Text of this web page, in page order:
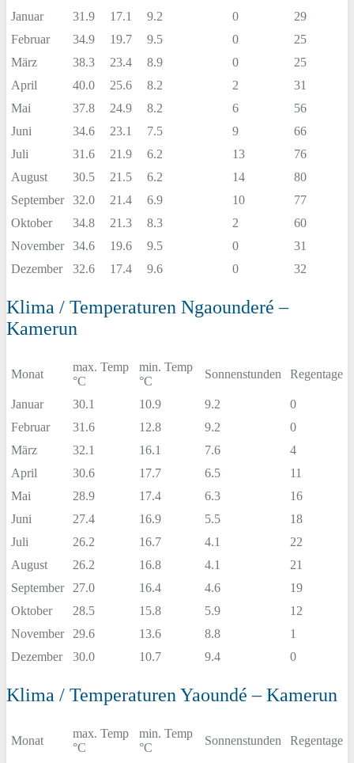
Januar
31.9 17.1 9.2 0
29
Februar
34.9 19.7 9.5 0
25
März
38.3 23.4 8.9 0
25
April
40.0 25.6 8.2 2
31
Mai
37.8 24.9 8.2 6
56
Juni
34.6 23.1 7.5 9
66
Juli
31.6 21.9 6.2 13
76
August
30.5 21.5 6.2 14
80
September
32.0 21.4 6.9 10
77
Oktober
34.8 21.3 8.3 2
60
November
34.6 19.6 9.5 0
31
Dezember
32.6 17.4 9.6 0 32
Klima / Temperaturen Ngaounderé –
Kamerun
Monat
max. Temp
°C
min. Temp
°C
Sonnenstunden Regentage
Januar 30.1 10.9 9.2
0
Februar
31.6 12.8 9.2
0
März
32.1 16.1 7.6
4
April
30.6 17.7 6.5
11
Mai
28.9 17.4 6.3
16
Juni
27.4 16.9 5.5
18
Juli
26.2 16.7 4.1
22
August
26.2 16.8 4.1
21
September
27.0 16.4 4.6
19
Oktober
28.5 15.8 5.9
12
November
29.6 13.6 8.8
1
Dezember
30.0 10.7 9.4 0
Klima / Temperaturen Yaoundé – Kamerun
Monat
max. Temp
°C
min. Temp
°C
Sonnenstunden Regentage